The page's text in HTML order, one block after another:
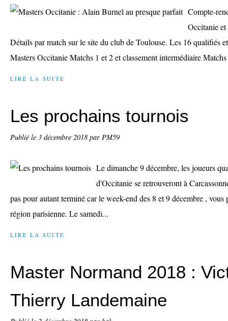
Compte-
Occitanie
Détails par match sur le site du club de Toulouse. Les 16 qualifiés
Masters Occitanie Matchs 1 et 2 et classement intermédiaire
LIRE LA SUITE
Les prochains tournois
Publié le 3 décembre 2018 par PM59
Le dimanche 9 décembre, les joueurs
d'Occitanie se retrouveront à
pas pour autant terminé car le week-end des 8 et 9 décembre ,
région parisienne. Le samedi...
LIRE LA SUITE
Master Normand 2018 :
Thierry Landemaine